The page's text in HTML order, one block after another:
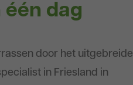
dag
door het uitgebreide
in Friesland in